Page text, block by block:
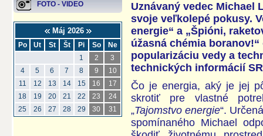
FOTO - VIDEO
Máj 2026
Po Ut St Št Pi So
Ne
1
2
3
4
5 6 7 8 9
10
11
12 13 14 15 16
17
18
19 20 21 22 23
24
25
26 27 28 29 30 31
Uznávaný vedec Michael
svoje veľkolepé pokusy.
energie“ a „Špióni,
úžasná chémia
popularizáciu vedy a
technických informácií
Čo je energia, aký je jej
skrotiť pre vlastné
„Tajomstvo energie“.
spomínaného Michael